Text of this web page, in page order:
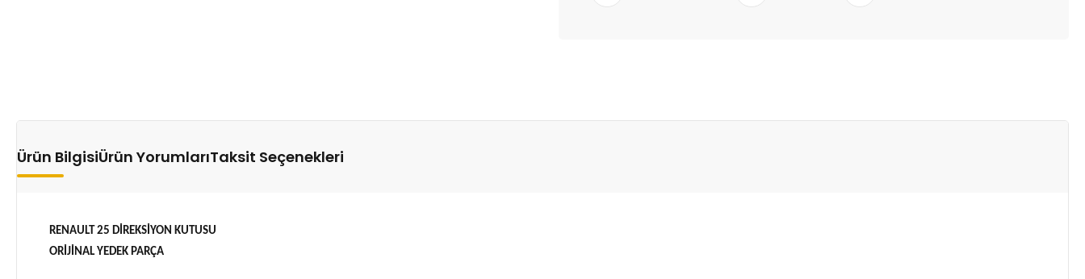
Ürün BilgisiÜrün YorumlarıTaksit Seçenekleri
RENAULT 25 DİREKSİYON KUTUSU
ORİJİNAL YEDEK PARÇA